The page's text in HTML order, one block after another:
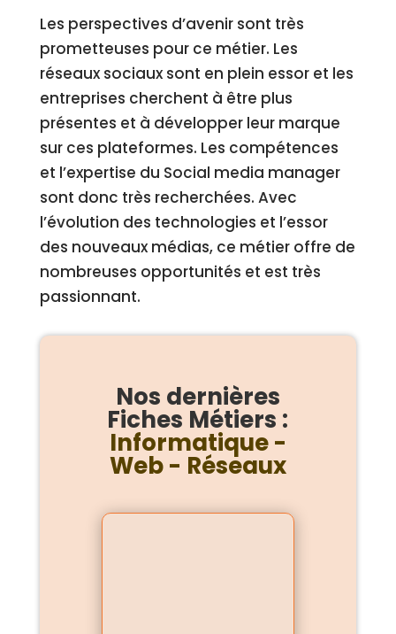
Les perspectives d’avenir sont très
prometteuses pour ce métier. Les
réseaux sociaux sont en plein essor et les
entreprises cherchent à être plus
présentes et à développer leur marque
sur ces plateformes. Les compétences
et l’expertise du Social media manager
sont donc très recherchées. Avec
l’évolution des technologies et l’essor
des nouveaux médias, ce métier offre de
nombreuses opportunités et est très
passionnant.
Nos dernières
Fiches Métiers :
Informatique -
Web - Réseaux